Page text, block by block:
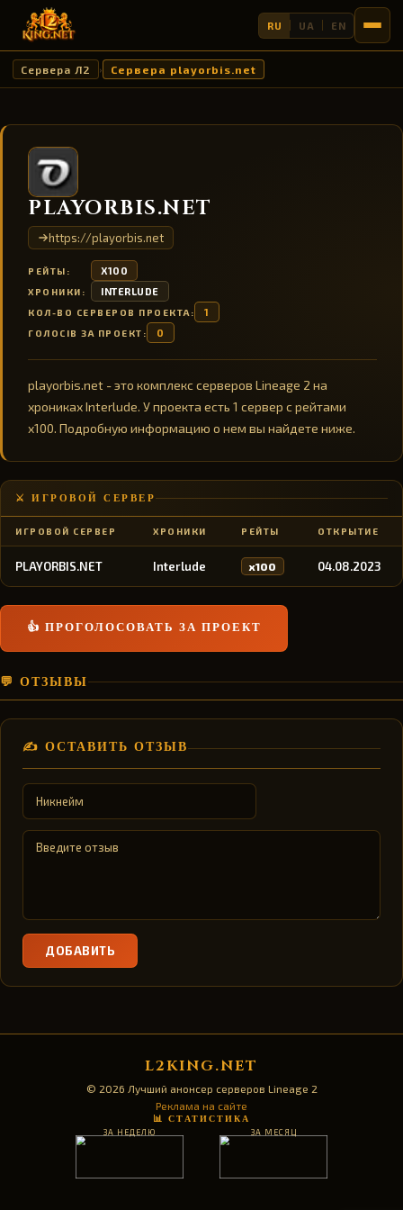
RU UA EN
Сервера Л2 › Сервера playorbis.net
PLAYORBIS.NET
https://playorbis.net
РЕЙТЫ: X100
ХРОНИКИ: INTERLUDE
КОЛ-ВО СЕРВЕРОВ ПРОЕКТА: 1
ГОЛОСІВ ЗА ПРОЕКТ: 0
playorbis.net - это комплекс серверов Lineage 2 на
хрониках Interlude. У проекта есть 1 сервер с рейтами
x100. Подробную информацию о нем вы найдете ниже.
⚔️ ИГРОВОЙ СЕРВЕР
ИГРОВОЙ СЕРВЕР ХРОНИКИ РЕЙТЫ ОТКРЫТИЕ
PLAYORBIS.NET Interlude x100 04.08.2023
👍 ПРОГОЛОСОВАТЬ ЗА ПРОЕКТ
💬 ОТЗЫВЫ
✍️ ОСТАВИТЬ ОТЗЫВ
ДОБАВИТЬ
L2KING.NET
© 2026 Лучший анонсер серверов Lineage 2
Реклама на сайте
📊 СТАТИСТИКА
ЗА НЕДЕЛЮ ЗА МЕСЯЦ